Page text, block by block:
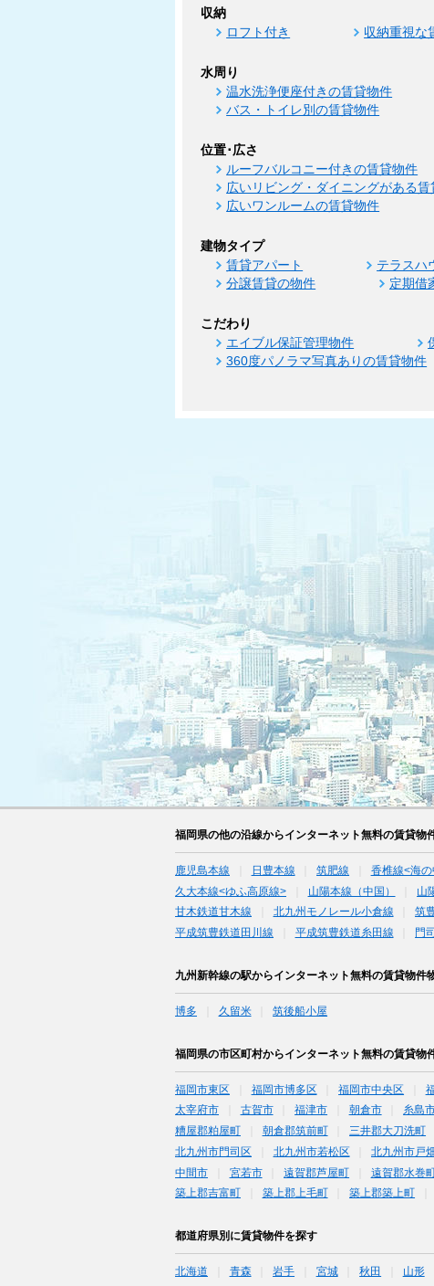
収納
ロフト付き 収納重視な
水周り
温水洗浄便座付きの賃貸物件
バス・トイレ別の賃貸物件
位置･広さ
ルーフバルコニー付きの賃貸物件
広いリビング・ダイニングがある賃
広いワンルームの賃貸物件
建物タイプ
賃貸アパート テラスハ
分譲賃貸の物件
定期借
こだわり
エイブル保証管理物件
360度パノラマ写真ありの賃貸物件
福岡県の他の沿線からインターネット無料の賃貸物
鹿児島本線 日豊本線 筑肥線 香椎線<海
久大本線<ゆふ高原線>
山陽本線（中国） 山
甘木鉄道甘木線
北九州モノレール小倉線 筑
平成筑豊鉄道田川線
平成筑豊鉄道糸田線 門
九州新幹線の駅からインターネット無料の賃貸物件
博多 久留米 筑後船小屋
福岡県の市区町村からインターネット無料の賃貸物
福岡市東区 福岡市博多区 福岡市中央区
太宰府市
古賀市 福津市 朝倉市 糸島
糟屋郡粕屋町
朝倉郡筑前町 三井郡大刀洗町
北九州市門司区
北九州市若松区 北九州市戸
中間市
宮若市 遠賀郡芦屋町 遠賀郡水巻
築上郡吉富町
築上郡上毛町 築上郡築上町
都道府県別に賃貸物件を探す
北海道 青森 岩手 宮城 秋田 山形